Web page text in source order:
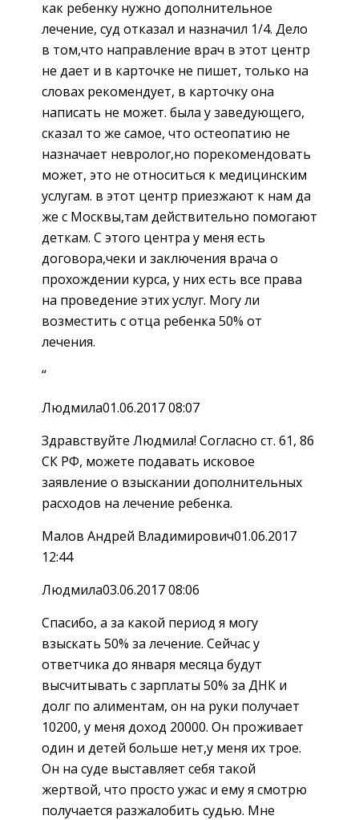
как ребенку нужно дополнительное
лечение, суд отказал и назначил 1/4. Дело
в том,что направление врач в этот центр
не дает и в карточке не пишет, только на
словах рекомендует, в карточку она
написать не может. была у заведующего,
сказал то же самое, что остеопатию не
назначает невролог,но порекомендовать
может, это не относиться к медицинским
услугам. в этот центр приезжают к нам да
же с Москвы,там действительно помогают
деткам. С этого центра у меня есть
договора,чеки и заключения врача о
прохождении курса, у них есть все права
на проведение этих услуг. Могу ли
возместить с отца ребенка 50% от
лечения.
“
Людмила01.06.2017 08:07
Здравствуйте Людмила! Согласно ст. 61, 86
СК РФ, можете подавать исковое
заявление о взыскании дополнительных
расходов на лечение ребенка.
Малов Андрей Владимирович01.06.2017
12:44
Людмила03.06.2017 08:06
Спасибо, а за какой период я могу
взыскать 50% за лечение. Сейчас у
ответчика до января месяца будут
высчитывать с зарплаты 50% за ДНК и
долг по алиментам, он на руки получает
10200, у меня доход 20000. Он проживает
один и детей больше нет,у меня их трое.
Он на суде выставляет себя такой
жертвой, что просто ужас и ему я смотрю
получается разжалобить судью. Мне